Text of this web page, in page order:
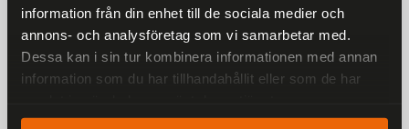
information från din enhet till de sociala medier och
annons- och analysföretag som vi samarbetar med.
Dessa kan i sin tur kombinera informationen med annan
information som du har tillhandahållit eller som de har
Ronny Raggarväst Herr